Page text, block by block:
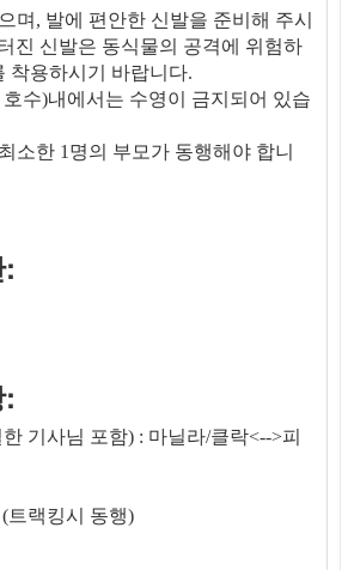
며, 발에 편안한 신발을 준비해 주시
진 신발은 동식물의 공격에 위험하
착용하시기 바랍니다.
수)내에서는 수영이 금지되어 있습
소한 1명의 부모가 동행해야 합니
기사님 포함) : 마닐라/클락<-->피
트랙킹시 동행)